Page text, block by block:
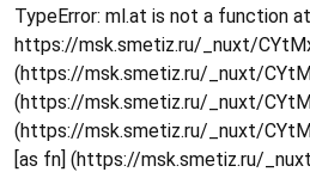
TypeError: ml.at is not a function at
https://msk.smetiz.ru/_nuxt/
(https://msk.smetiz.ru/_nuxt/
(https://msk.smetiz.ru/_nuxt/
(https://msk.smetiz.ru/_nuxt/
[as fn] (https://msk.smetiz.ru/